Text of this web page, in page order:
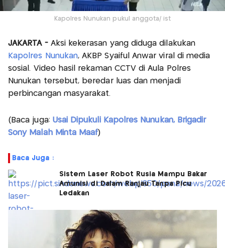
Kapolres Nunukan pukul anggota/ ist
JAKARTA - Aksi kekerasan yang diduga dilakukan
Kapolres Nunukan, AKBP Syaiful Anwar viral di media
sosial. Video hasil rekaman CCTV di Aula Polres
Nunukan tersebut, beredar luas dan menjadi
perbincangan masyarakat.
(Baca juga: Usai Dipukuli Kapolres Nunukan, Brigadir
Sony Malah Minta Maaf)
Baca Juga :
Sistem Laser Robot Rusia Mampu Bakar
Amunisi di Dalam Ranjau Tanpa Picu
Ledakan